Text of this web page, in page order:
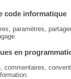
code informatique
paramètres,
en
commentaires,